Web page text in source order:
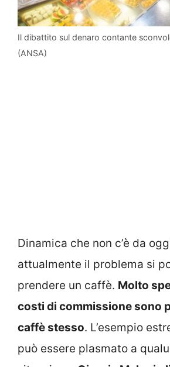
Il dibattito sul denaro contante
(ANSA)
Dinamica che non c’è da
attualmente il problema si
prendere un caffè. Molto
costi di commissione sono
caffè stesso. L’esempio
può essere plasmato a